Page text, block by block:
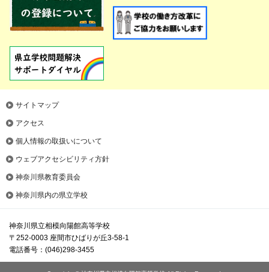
サイトマップ
アクセス
個人情報の取扱いについて
ウェブアクセシビリティ方針
神奈川県教育委員会
神奈川県内の県立学校
神奈川県立相模向陽館高等学校
〒252-0003 座間市ひばりが丘3-58-1
電話番号：(046)298-3455